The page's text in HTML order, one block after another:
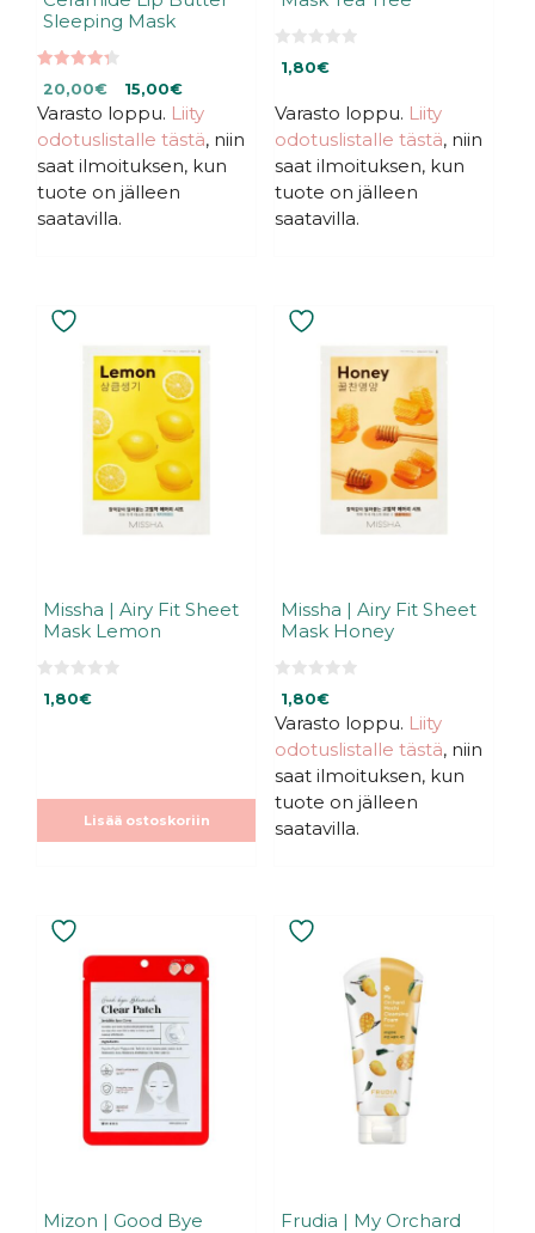
Sleeping Mask
5:stä
Alkuperäinen
hinta
oli:
20,00€.
20,00€Nykyinen
hinta
on:
20,00€.
15,00€
Varasto loppu. Liity
odotuslistalle tästä, niin
saat ilmoituksen, kun
tuote on jälleen
saatavilla.
t
1,80€
Varasto loppu. Liity
odotuslistalle tästä, niin
saat ilmoituksen, kun
tuote on jälleen
saatavilla.
Missha | Airy Fit Sheet
Mask Lemon
0
1,80€
Lisää ostoskoriin
Missha | Airy Fit Sheet
Mask Honey
0
:
s
t
1,80€
Varasto loppu. Liity
odotuslistalle tästä, niin
saat ilmoituksen, kun
tuote on jälleen
saatavilla.
Mizon | Good Bye
Frudia | My Orchard